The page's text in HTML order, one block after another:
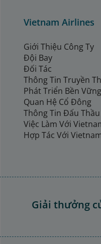
Vietnam Airlines
Giới Thiệu Công Ty
Đội Bay
Đối Tác
Thông Tin Truyền
Phát Triển Bền Vững
Quan Hệ Cổ Đông
Thông Tin Đấu Thầu
Việc Làm Với
Hợp Tác Với
Giải thưởng